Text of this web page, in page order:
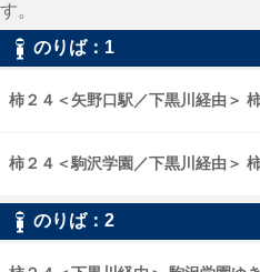
す。
のりば：1
柿２４＜矢野口駅／下黒川経由＞
柿２４＜駒沢学園／下黒川経由＞
のりば：2